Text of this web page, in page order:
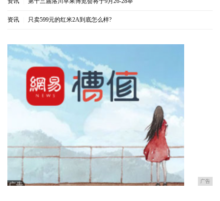
资讯 只卖599元的红米2A到底怎么样?
广告